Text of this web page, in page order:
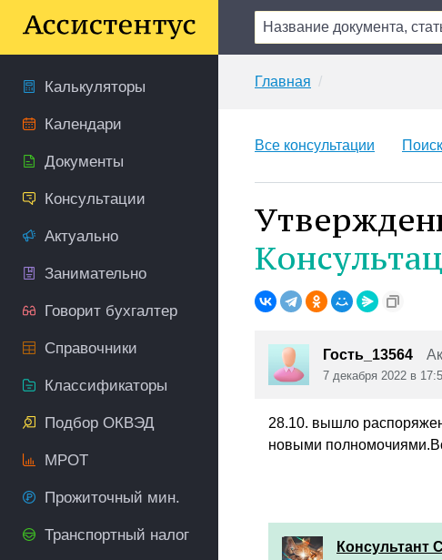
Калькуляторы
Календари
Документы
Консультации
Актуально
Занимательно
Говорит бухгалтер
Справочники
Классификаторы
Подбор ОКВЭД
МРОТ
Прожиточный мин.
Транспортный налог
Главная
Все консультации Поиск
Гость_13564
7 декабря 2022 в
28.10. вышло
новыми
Консультант